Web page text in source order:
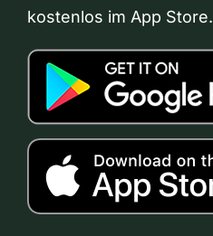
kostenlos im App Store.